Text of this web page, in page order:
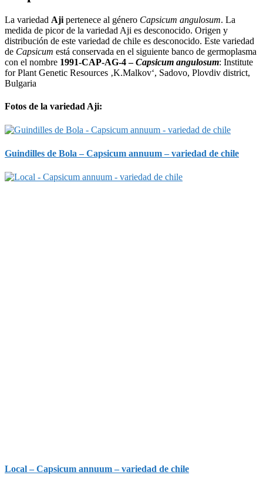
La variedad Aji pertenece al género Capsicum angulosum. La
medida de picor de la variedad Aji es desconocido. Origen y
distribución de este variedad de chile es desconocido. Este variedad
de Capsicum está conservada en el siguiente banco de germoplasma
con el nombre 1991-CAP-AG-4 –Capsicum angulosum: Institute
for Plant Genetic Resources ‚K.Malkov‘, Sadovo, Plovdiv district,
Bulgaria
Fotos de la variedad Aji:
Guindilles de Bola – Capsicum annuum – variedad de chile
Local – Capsicum annuum – variedad de chile